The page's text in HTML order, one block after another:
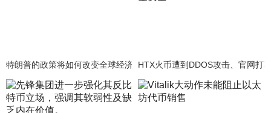
特朗普的政策将如何改变全球经济版图？HTX火币遭到DDOS攻击、官网打